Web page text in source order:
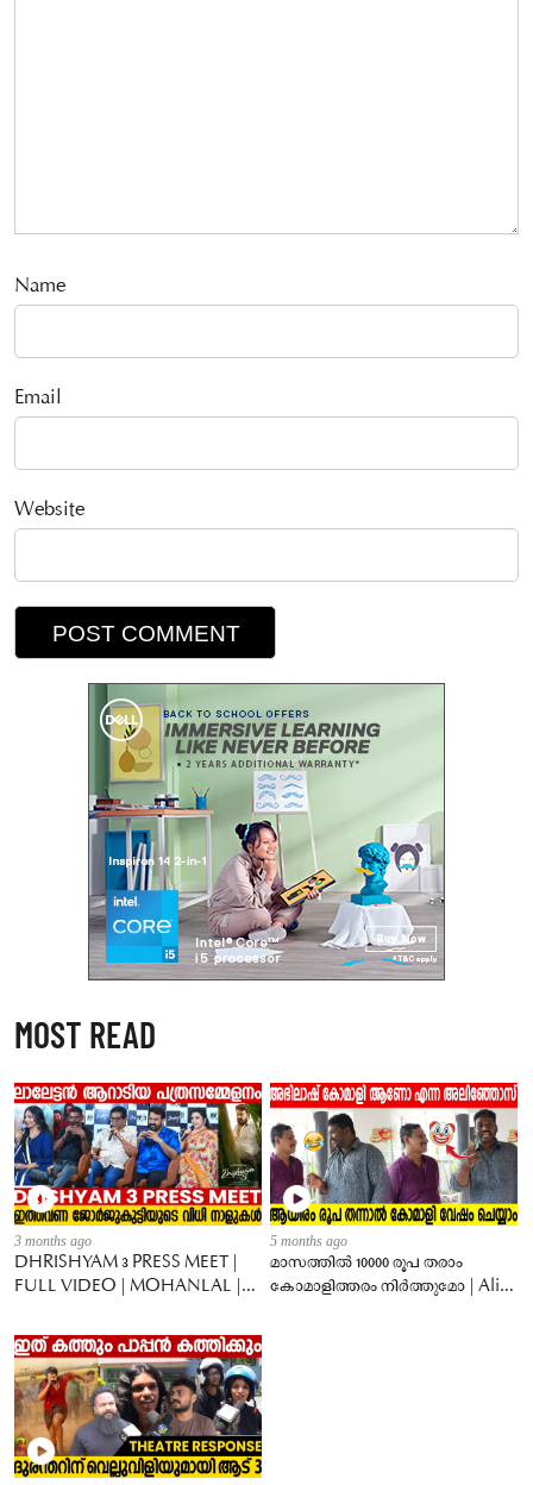
Name
Email
Website
MOST READ
3 months ago
DHRISHYAM 3 PRESS MEET |
FULL VIDEO | MOHANLAL |
PERUMBAVOOR
5 months ago
മാസത്തിൽ 10000 രൂപ തരാം
കോമാളിത്തരം നിർത്തുമോ | Alin